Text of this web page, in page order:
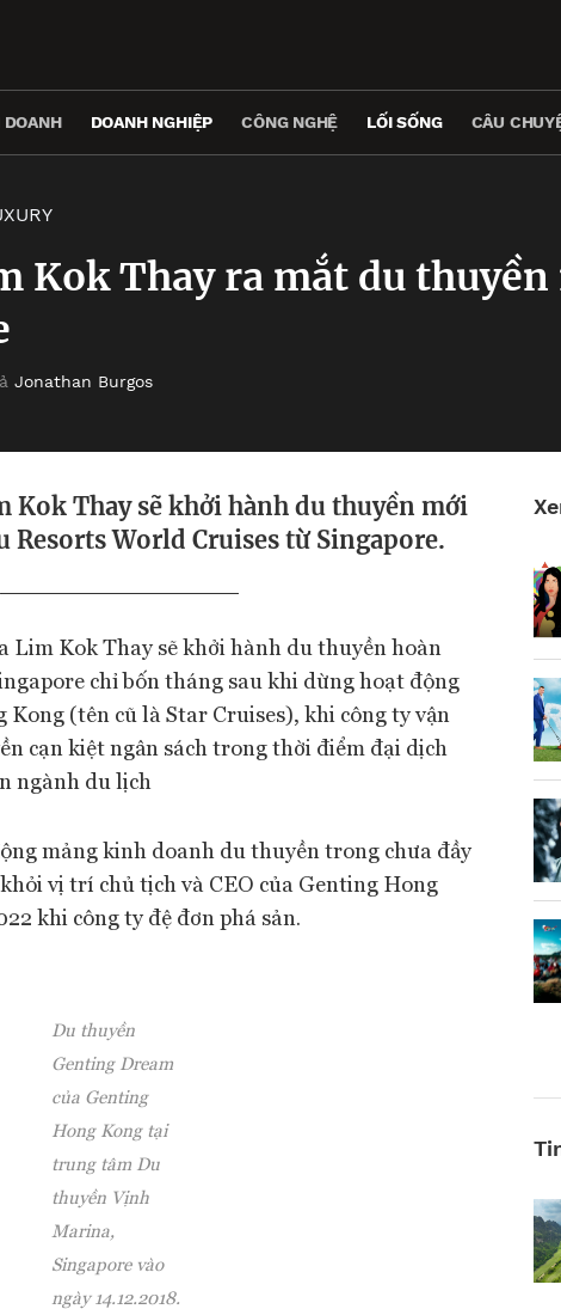
DOANH DOANH NGHIỆP CÔNG NGHỆ LỐI SỐNG CÂU
Kok Thay ra mắt du
Jonathan Burgos
Kok Thay sẽ khởi hành du thuyền mới
Resorts World Cruises từ Singapore.
Lim Kok Thay sẽ khởi hành du thuyền hoàn
chỉ bốn tháng sau khi dừng hoạt động
Kong (tên cũ là Star Cruises), khi công ty vận
cạn kiệt ngân sách trong thời điểm đại dịch
ngành du lịch
mảng kinh doanh du thuyền trong chưa đầy
vị trí chủ tịch và CEO của Genting Hong
khi công ty đệ đơn phá sản.
Du thuyền
Genting Dream
của Genting
Hong Kong tại
trung tâm Du
thuyền Vịnh
Marina,
Singapore vào
ngày 14.12.2018.